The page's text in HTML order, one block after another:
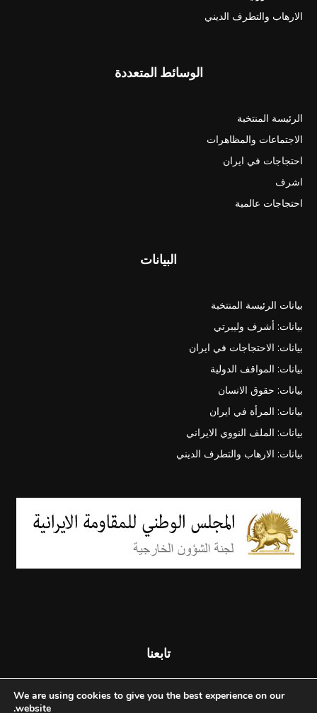
الارهاب والتطرف الديني
الوسائط المتعددة
الرئيسة المنتخبة
الاجتماعات والمظاهرات
احتجاجات في ايران
اشرف
احتجاجات عالمية
البيانات
بيانات الرئيسة المنتخبة
بيانات: أشرف وليبرتي
بيانات: الاحتجاجات في ايران
بيانات: المواقف الدولية
بيانات: حقوق الانسان
بيانات: المرأة في ايران
بيانات: الملف النووي الايراني
بيانات: الارهاب والتطرف الديني
تابعنا
We are using cookies to give you the best experience on our
website.